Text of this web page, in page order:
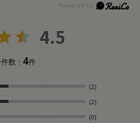
4.5
数：4件
(2)
(2)
(0)